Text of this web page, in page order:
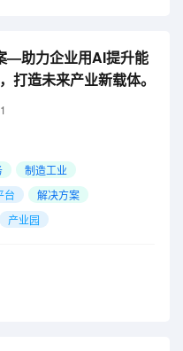
—助力企业用AI提升能
打造未来产业新载体。
1
制造工业
台 解决方案
产业园